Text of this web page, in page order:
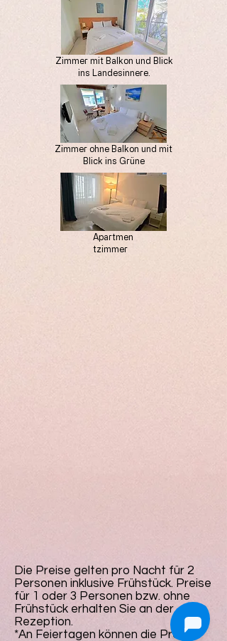
Zimmer mit Balkon und Blick
ins Landesinnere.
Zimmer ohne Balkon und mit
Blick ins Grüne
Apartmen
tzimmer
Die Preise gelten pro Nacht für 2
Personen inklusive Frühstück. Preise
für 1 oder 3 Personen bzw. ohne
Frühstück erhalten Sie an der
Rezeption.
*An Feiertagen können die Preise